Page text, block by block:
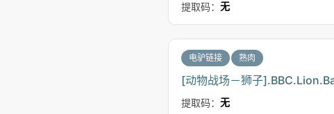
提取码： 无
电驴链接 熟肉
[动物战场－狮子
提取码： 无